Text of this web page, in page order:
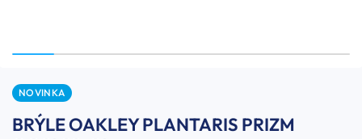
NOVINKA
BRÝLE OAKLEY PLANTARIS PRIZM